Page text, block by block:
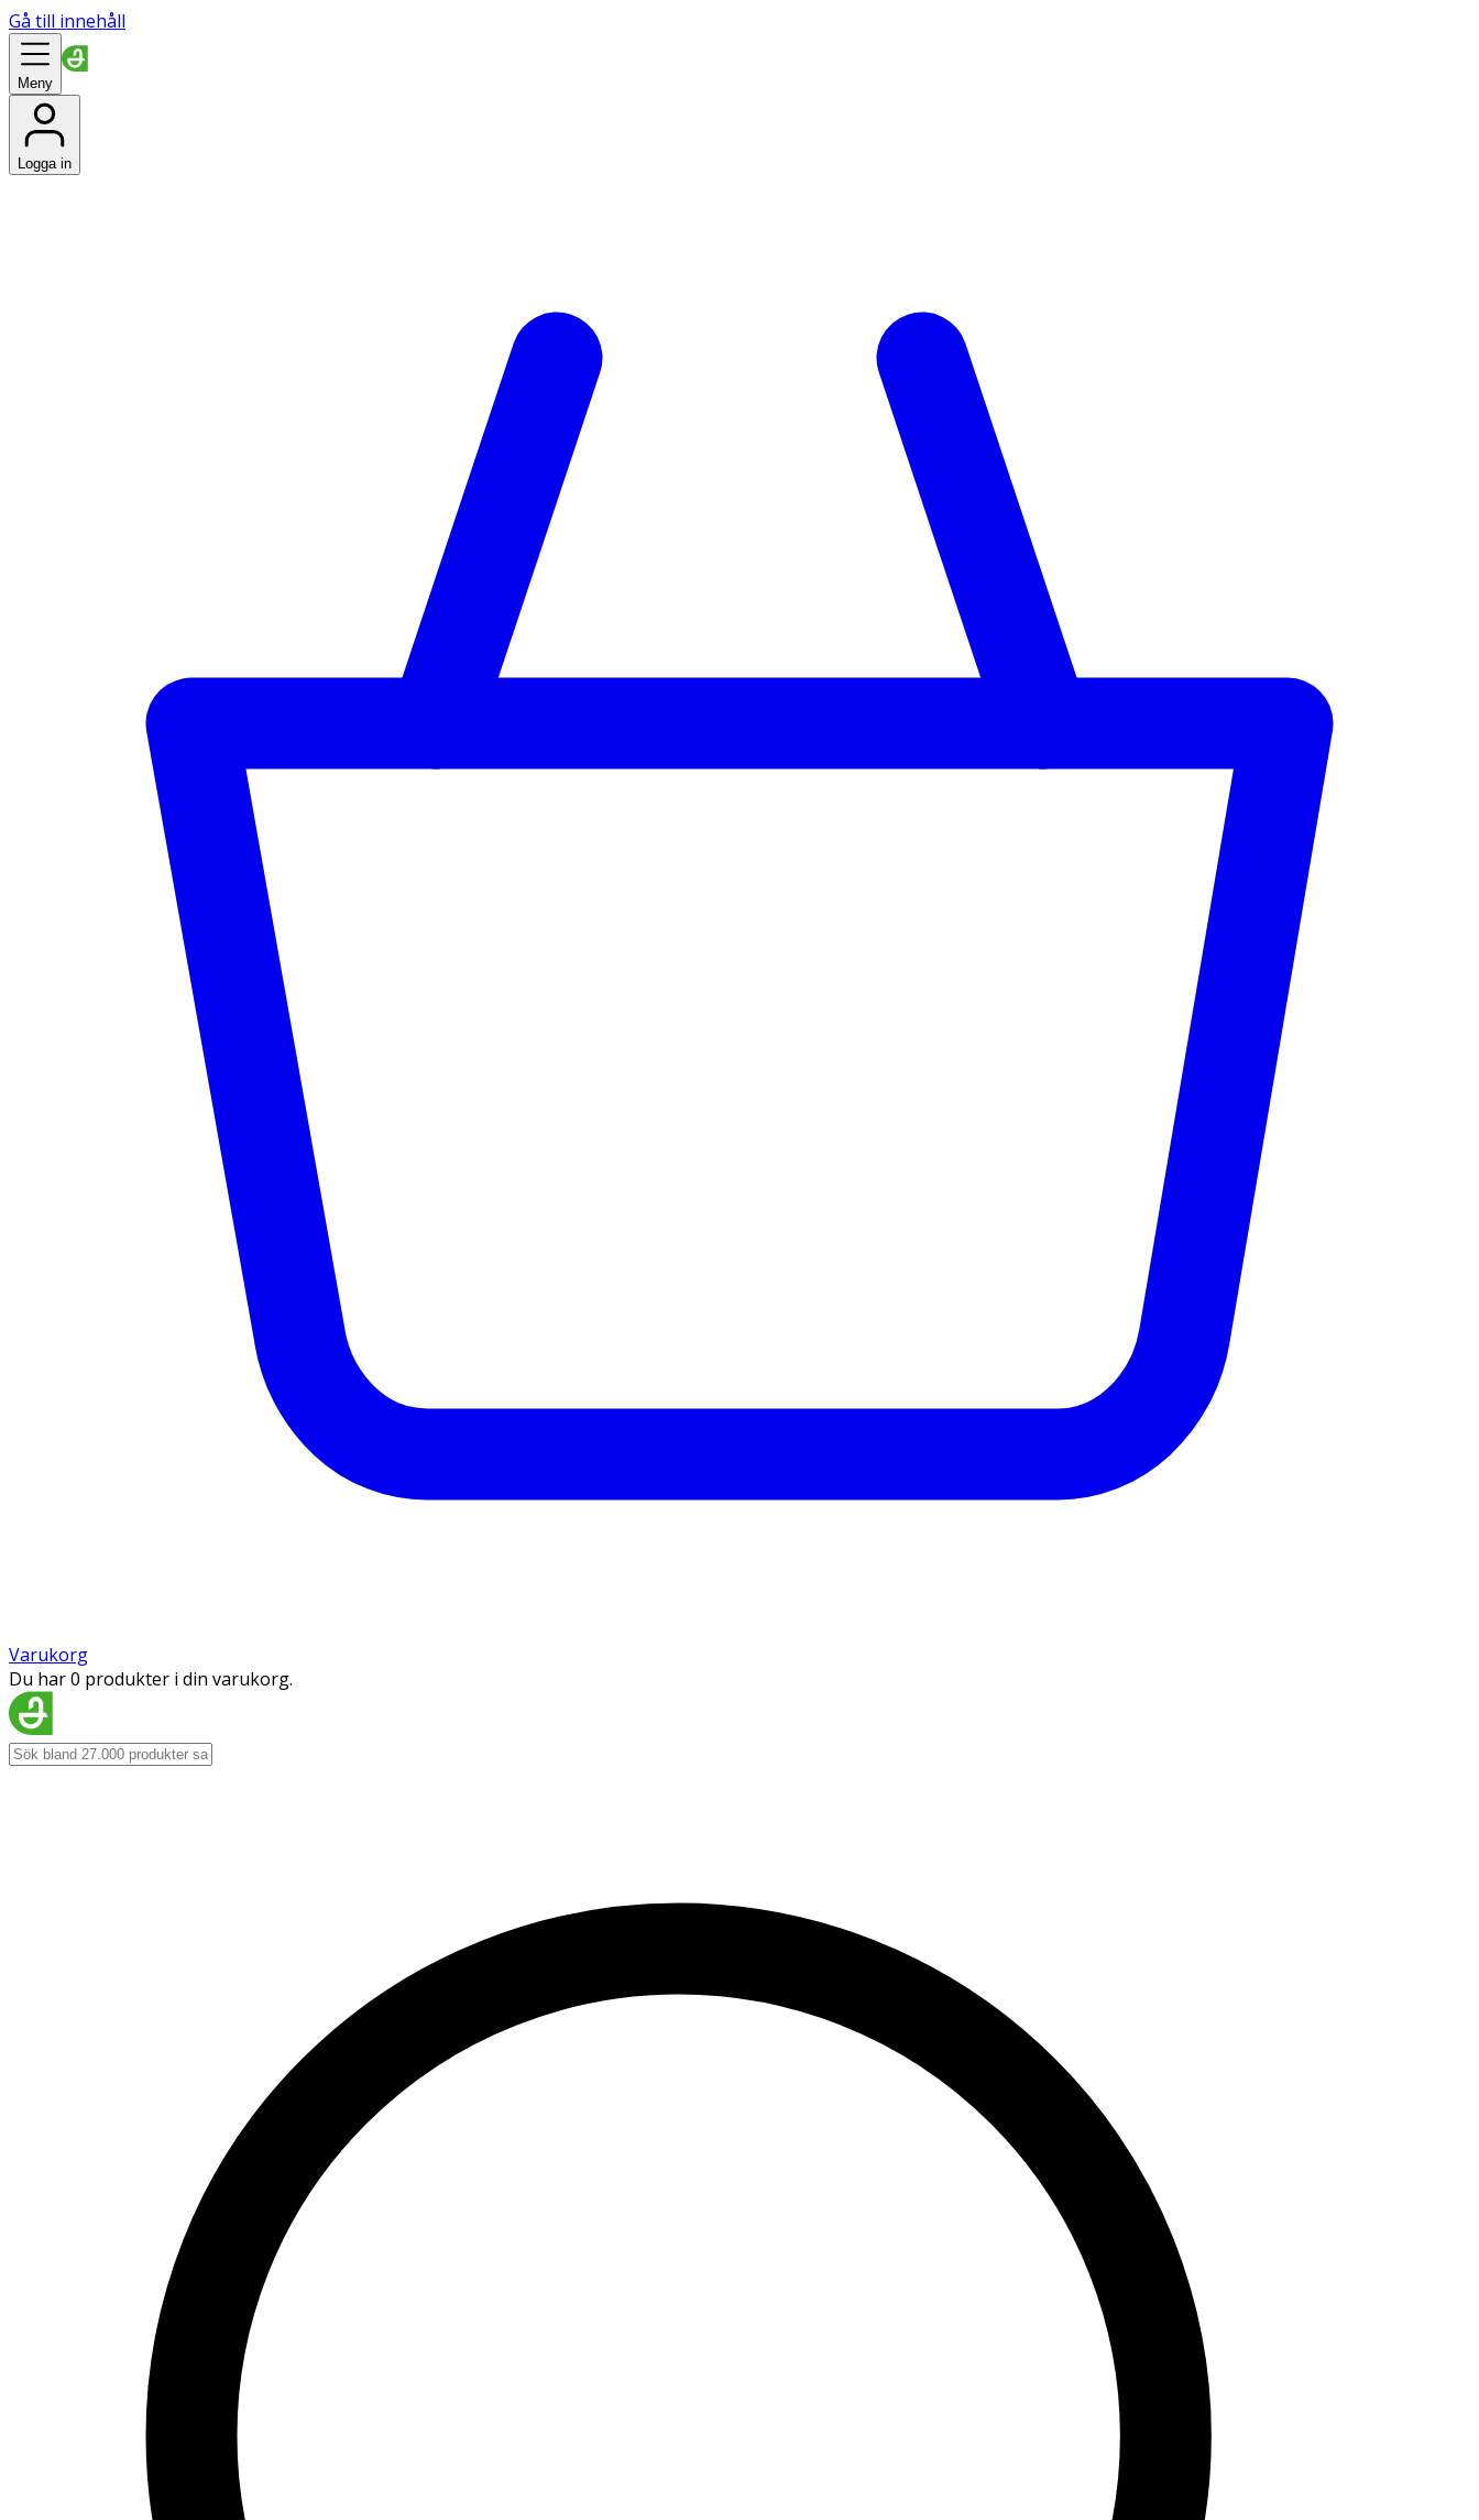
Gå till innehåll
Meny
Logga in
Varukorg
Du har 0 produkter i din varukorg.